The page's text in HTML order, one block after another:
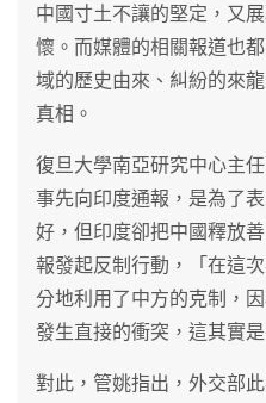
中國寸土不讓的堅定，又
懷。而媒體的相關報道也
域的歷史由來、糾紛的來
真相。
復旦大學南亞研究中心主
事先向印度通報，是為了
好，但印度卻把中國釋放
報發起反制行動，「在這
分地利用了中方的克制，
發生直接的衝突，這其實
對此，管姚指出，外交部